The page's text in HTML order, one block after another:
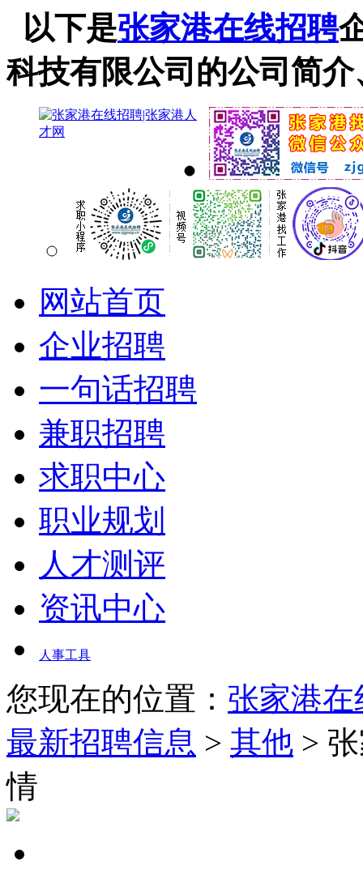
以下是张家港在线招聘
科技有限公司的公司简
网站首页
企业招聘
一句话招聘
兼职招聘
求职中心
职业规划
人才测评
资讯中心
人事工具
您现在的位置： 张家港
最新招聘信息 > 其他 >
情